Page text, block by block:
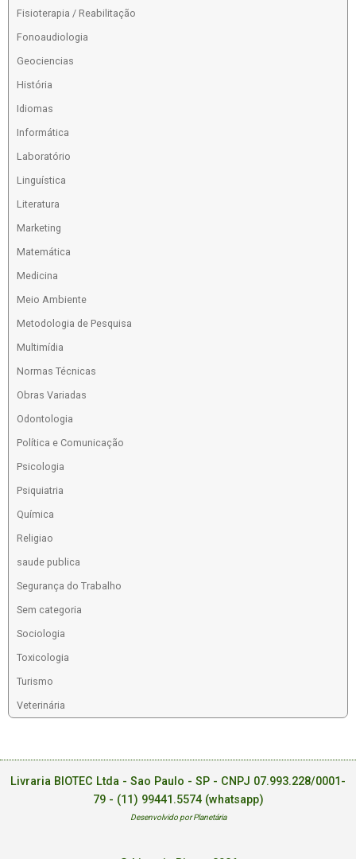
Fisioterapia / Reabilitação
Fonoaudiologia
Geociencias
História
Idiomas
Informática
Laboratório
Linguística
Literatura
Marketing
Matemática
Medicina
Meio Ambiente
Metodologia de Pesquisa
Multimídia
Normas Técnicas
Obras Variadas
Odontologia
Política e Comunicação
Psicologia
Psiquiatria
Química
Religiao
saude publica
Segurança do Trabalho
Sem categoria
Sociologia
Toxicologia
Turismo
Veterinária
Livraria BIOTEC Ltda - Sao Paulo - SP - CNPJ 07.993.228/0001-
79 - (11) 99441.5574 (whatsapp)
Desenvolvido por Planetária